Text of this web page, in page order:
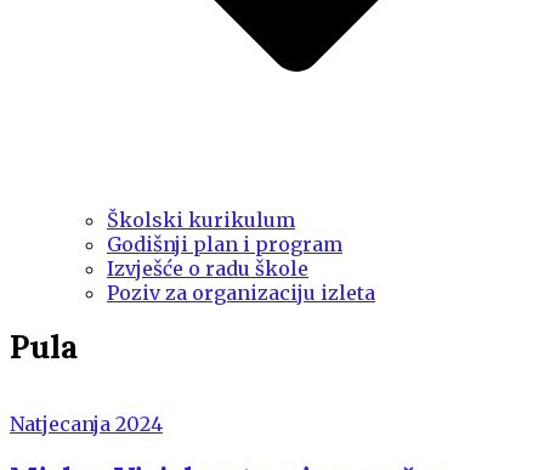
Školski kurikulum
Godišnji plan i program
Izvješće o radu škole
Poziv za organizaciju izleta
Pula
Natjecanja 2024